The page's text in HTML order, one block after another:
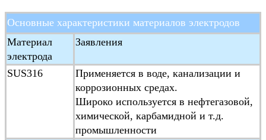
окружающей среды
Средняя
электропроводность
≥ 20μs/cm
Диапазон
1500:1скорость потока < 15 м/с
Тип конструкции
Интегральный тип,
подводный тип, экс-прочный тип
IP65,IP68 (необязательно)
Основные характеристики материалов электродов
Материал
электрода
Заявления
SUS316
Применяется в воде, канализации и
коррозионных средах.
Широко используется в нефтегазовой,
химической, карбамидной и т.д.
промышленности